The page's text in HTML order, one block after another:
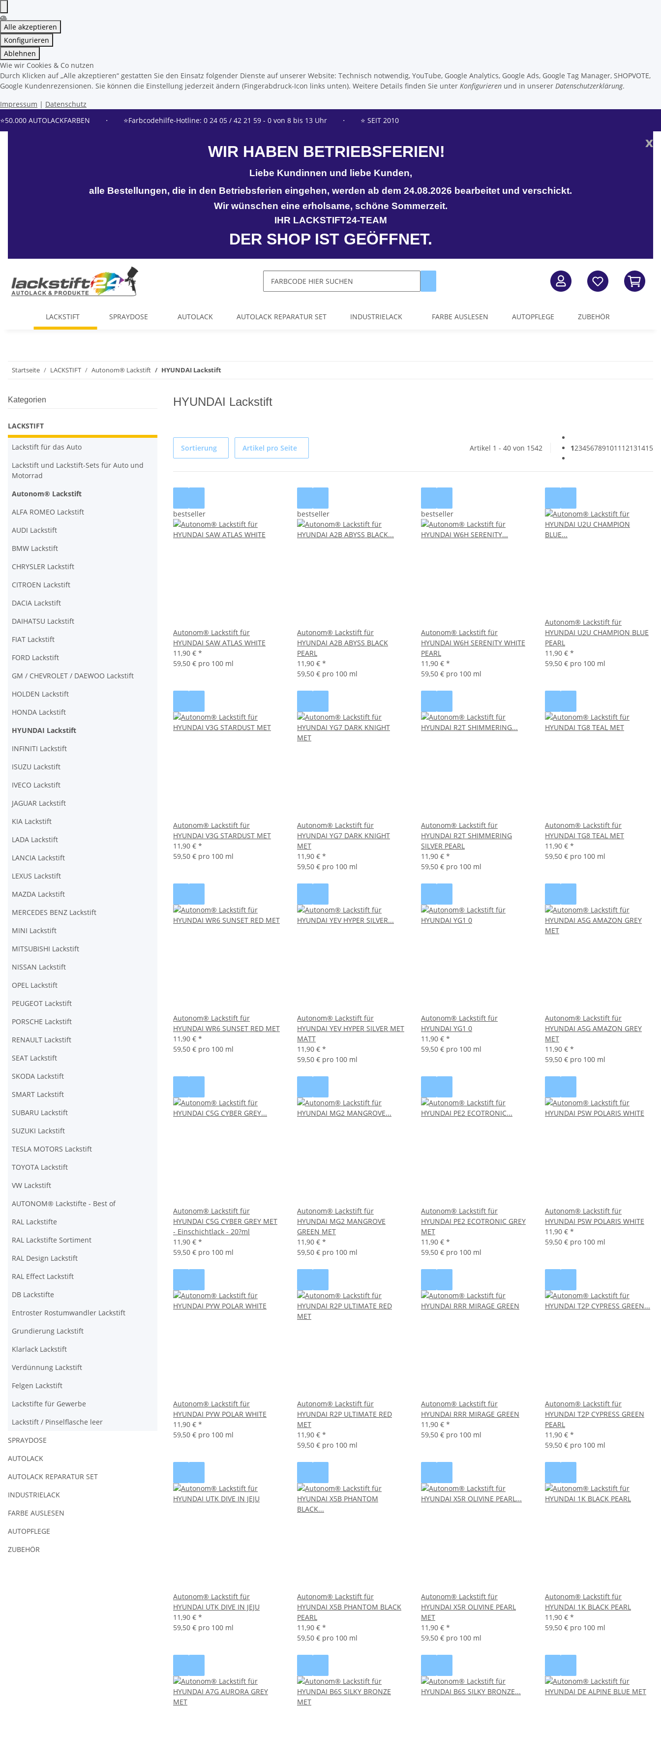
Alle akzeptieren
Konfigurieren
Ablehnen
Wie wir Cookies & Co nutzen
Durch Klicken auf „Alle akzeptieren“ gestatten Sie den Einsatz folgender Dienste auf unserer Website: Technisch notwendig, YouTube, Google Analytics, Google Ads, Google Tag Manager, SHOPVOTE,
Google Kundenrezensionen. Sie können die Einstellung jederzeit ändern (Fingerabdruck-Icon links unten). Weitere Details finden Sie unter Konfigurieren und in unserer Datenschutzerklärung.
Impressum | Datenschutz
⭐50.000 AUTOLACKFARBEN
⋅ ⭐Farbcodehilfe-Hotline: 0 24 05 / 42 21 59 - 0 von 8 bis 13 Uhr ⋅ ⭐ SEIT 2010
x
WIR HABEN BETRIEBSFERIEN!
Liebe Kundinnen und liebe Kunden,
alle Bestellungen, die in den Betriebsferien eingehen, werden ab dem 24.08.2026 bearbeitet und verschickt.
Wir wünschen eine erholsame, schöne Sommerzeit.
IHR LACKSTIFT24-TEAM
DER SHOP IST GEÖFFNET.
LACKSTIFT SPRAYDOSE AUTOLACK AUTOLACK REPARATUR SET INDUSTRIELACK FARBE AUSLESEN AUTOPFLEGE ZUBEHÖR
Startseite LACKSTIFT Autonom® Lackstift HYUNDAI Lackstift
HYUNDAI Lackstift
Sortierung Artikel pro Seite Artikel 1 - 40 von 1542 1234567891011 12131415
bestseller
Autonom® Lackstift für
HYUNDAI SAW ATLAS WHITE
11,90 € *
59,50 € pro 100 ml
bestseller
Autonom® Lackstift für
HYUNDAI A2B ABYSS BLACK
PEARL
11,90 € *
59,50 € pro 100 ml
bestseller
Autonom® Lackstift für
HYUNDAI W6H SERENITY WHITE
PEARL
11,90 € *
59,50 € pro 100 ml
Autonom® Lackstift für
HYUNDAI U2U CHAMPION BLUE
PEARL
11,90 € *
59,50 € pro 100 ml
Autonom® Lackstift für
HYUNDAI V3G STARDUST MET
11,90 € *
59,50 € pro 100 ml
Autonom® Lackstift für
HYUNDAI YG7 DARK KNIGHT
MET
11,90 € *
59,50 € pro 100 ml
Autonom® Lackstift für
HYUNDAI R2T SHIMMERING
SILVER PEARL
11,90 € *
59,50 € pro 100 ml
Autonom® Lackstift für
HYUNDAI TG8 TEAL MET
11,90 € *
59,50 € pro 100 ml
Autonom® Lackstift für
HYUNDAI WR6 SUNSET RED MET
11,90 € *
59,50 € pro 100 ml
Autonom® Lackstift für
HYUNDAI YEV HYPER SILVER MET
MATT
11,90 € *
59,50 € pro 100 ml
Autonom® Lackstift für
HYUNDAI YG1 0
11,90 € *
59,50 € pro 100 ml
Autonom® Lackstift für
HYUNDAI A5G AMAZON GREY
MET
11,90 € *
59,50 € pro 100 ml
Autonom® Lackstift für
HYUNDAI C5G CYBER GREY MET
- Einschichtlack - 20?ml
11,90 € *
59,50 € pro 100 ml
Autonom® Lackstift für
HYUNDAI MG2 MANGROVE
GREEN MET
11,90 € *
59,50 € pro 100 ml
Autonom® Lackstift für
HYUNDAI PE2 ECOTRONIC GREY
MET
11,90 € *
59,50 € pro 100 ml
Autonom® Lackstift für
HYUNDAI PSW POLARIS WHITE
11,90 € *
59,50 € pro 100 ml
Autonom® Lackstift für
HYUNDAI PYW POLAR WHITE
11,90 € *
59,50 € pro 100 ml
Autonom® Lackstift für
HYUNDAI R2P ULTIMATE RED
MET
11,90 € *
59,50 € pro 100 ml
Autonom® Lackstift für
HYUNDAI RRR MIRAGE GREEN
11,90 € *
59,50 € pro 100 ml
Autonom® Lackstift für
HYUNDAI T2P CYPRESS GREEN
PEARL
11,90 € *
59,50 € pro 100 ml
Autonom® Lackstift für
HYUNDAI UTK DIVE IN JEJU
11,90 € *
59,50 € pro 100 ml
Autonom® Lackstift für
HYUNDAI X5B PHANTOM BLACK
PEARL
11,90 € *
59,50 € pro 100 ml
Autonom® Lackstift für
HYUNDAI X5R OLIVINE PEARL
MET
11,90 € *
59,50 € pro 100 ml
Autonom® Lackstift für
HYUNDAI 1K BLACK PEARL
11,90 € *
59,50 € pro 100 ml
Kategorien
LACKSTIFT
Lackstift für das Auto
Lackstift und Lackstift-Sets für Auto und
Motorrad
Autonom® Lackstift
ALFA ROMEO Lackstift
AUDI Lackstift
BMW Lackstift
CHRYSLER Lackstift
CITROEN Lackstift
DACIA Lackstift
DAIHATSU Lackstift
FIAT Lackstift
FORD Lackstift
GM / CHEVROLET / DAEWOO Lackstift
HOLDEN Lackstift
HONDA Lackstift
HYUNDAI Lackstift
INFINITI Lackstift
ISUZU Lackstift
IVECO Lackstift
JAGUAR Lackstift
KIA Lackstift
LADA Lackstift
LANCIA Lackstift
LEXUS Lackstift
MAZDA Lackstift
MERCEDES BENZ Lackstift
MINI Lackstift
MITSUBISHI Lackstift
NISSAN Lackstift
OPEL Lackstift
PEUGEOT Lackstift
PORSCHE Lackstift
RENAULT Lackstift
SEAT Lackstift
SKODA Lackstift
SMART Lackstift
SUBARU Lackstift
SUZUKI Lackstift
TESLA MOTORS Lackstift
TOYOTA Lackstift
VW Lackstift
AUTONOM® Lackstifte - Best of
RAL Lackstifte
RAL Lackstifte Sortiment
RAL Design Lackstift
RAL Effect Lackstift
DB Lackstifte
Entroster Rostumwandler Lackstift
Grundierung Lackstift
Klarlack Lackstift
Verdünnung Lackstift
Felgen Lackstift
Lackstifte für Gewerbe
Lackstift / Pinselflasche leer
SPRAYDOSE
AUTOLACK
AUTOLACK REPARATUR SET
INDUSTRIELACK
FARBE AUSLESEN
AUTOPFLEGE
ZUBEHÖR